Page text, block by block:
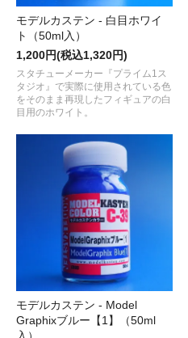
モデルカステン - 白目ホワイ
ト（50ml入）
1,200円(税込1,320円)
スタチューメーカー『プライム1ス
タジオ』で実際に使用されている色
をそのまま再現したフィギュアの白
目用のホワイト。
モデルカステン - Model
Graphixブルー【1】（50ml